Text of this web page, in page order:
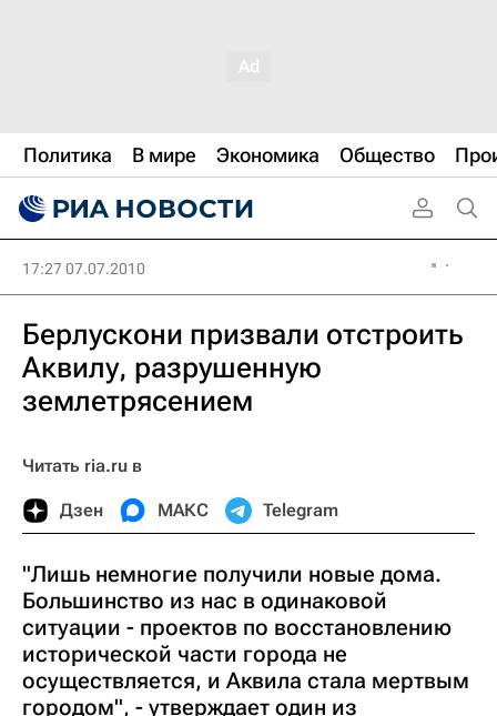
Политика В мире Экономика Общество
17:27 07.07.2010
Берлускони призвали отстроить
Аквилу, разрушенную
землетрясением
Читать ria.ru в
Дзен МАКС Telegram
"Лишь немногие получили новые дома.
Большинство из нас в одинаковой
ситуации - проектов по восстановлению
исторической части города не
осуществляется, и Аквила стала мертвым
городом", - утверждает один из